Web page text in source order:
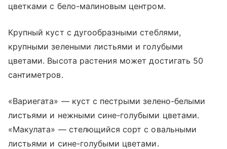
цветками с бело-малиновым центром.
Крупный куст с дугообразными стеблями,
крупными зелеными листьями и голубыми
цветами. Высота растения может достигать 50
сантиметров.
«Вариегата» — куст с пестрыми зелено-белыми
листьями и нежными сине-голубыми цветами.
«Макулата» — стелющийся сорт с овальными
листьями и сине-голубыми цветами.